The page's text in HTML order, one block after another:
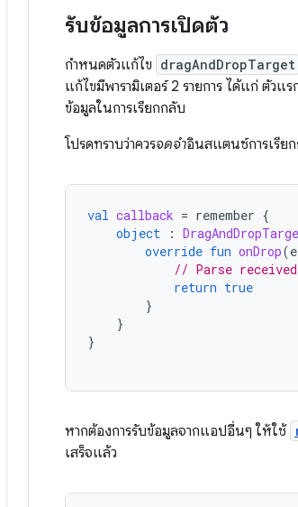
รับข้อมูลการเปิดตัว
กําหนดตัวแก้ไข dragAndDropTarget
แก้ไขมีพารามิเตอร์ 2 รายการ ได้แก่ ตัว
ข้อมูลในการเรียกกลับ
โปรดทราบว่าควรจดจำอินสแตนซ์การเรีย
val callback = remember {
object
:
override fun onDrop(
// Parse
return true
}
}
}
หากต้องการรับข้อมูลจากแอปอื่นๆ ให้ใช้
เสร็จแล้ว